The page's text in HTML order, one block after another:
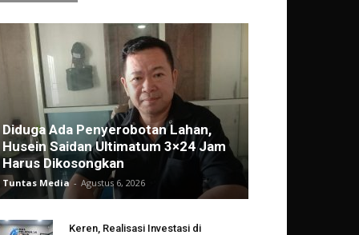
Diduga Ada Penyerobotan Lahan,
Husein Saidan Ultimatum 3×24 Jam
Harus Dikosongkan
Tuntas Media - Agustus 6, 2026
Keren, Realisasi Investasi di